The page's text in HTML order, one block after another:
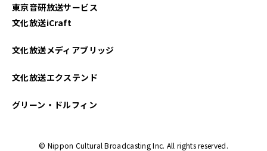
東京音研放送サービス
文化放送iCraft
文化放送メディアブリッジ
文化放送エクステンド
グリーン・ドルフィン
© Nippon Cultural Broadcasting Inc. All rights reserved.